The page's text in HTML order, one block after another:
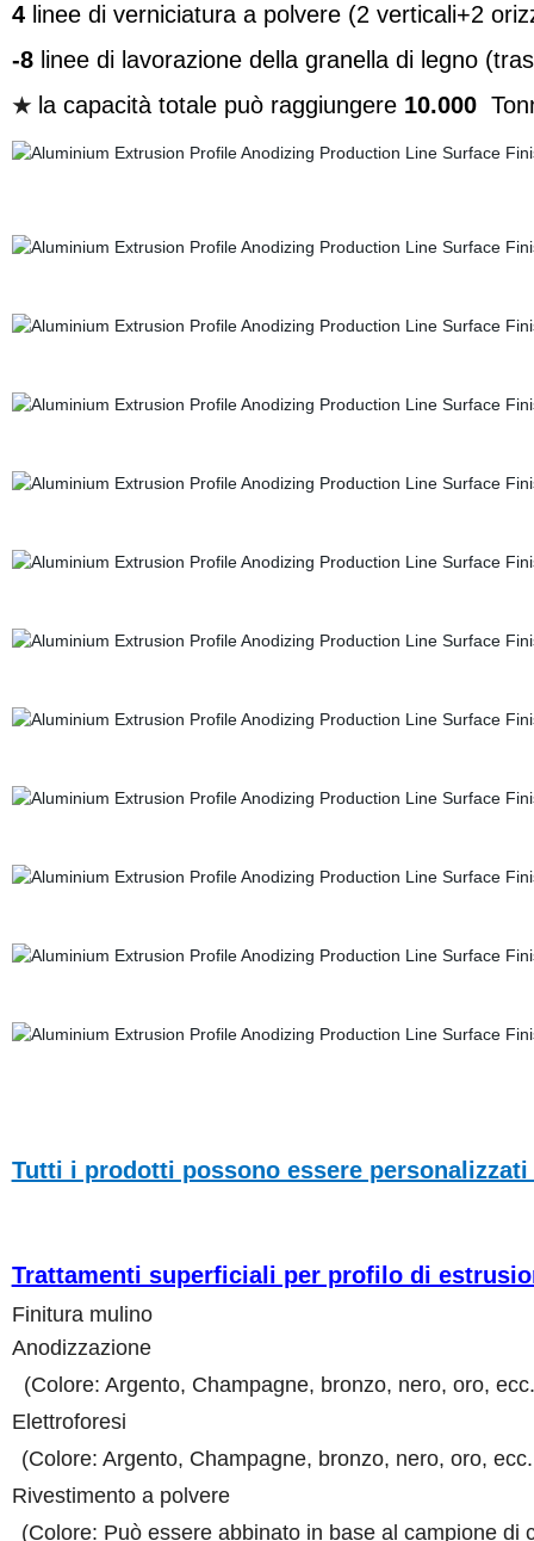
4linee di verniciatura a polvere (2 verticali+2
-8linee di lavorazione della granella di legno
★ la capacità totale può raggiungere10.000
Tutti i prodotti possono essere personalizzati
Trattamenti superficiali per profilo di
Finitura mulino
Anodizzazione
(Colore: Argento, Champagne, bronzo, nero, oro,
Elettroforesi
(Colore: Argento, Champagne, bronzo, nero, oro,
Rivestimento a polvere
(Colore: Può essere abbinato in base al campione di